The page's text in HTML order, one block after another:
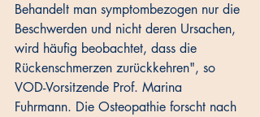
Behandelt man symptombezogen nur die
Beschwerden und nicht deren Ursachen,
wird häufig beobachtet, dass die
Rückenschmerzen zurückkehren", so
VOD-Vorsitzende Prof. Marina
Fuhrmann. Die Osteopathie forscht nach